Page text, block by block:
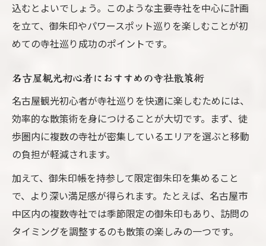
込むとよいでしょう。このような主要寺社を中心に計画
を立て、御朱印やパワースポット巡りを楽しむことが初
めての寺社巡り成功のポイントです。
名古屋観光初心者におすすめの寺社散策術
名古屋観光初心者が寺社巡りを快適に楽しむためには、
効率的な散策術を身につけることが大切です。まず、徒
歩圏内に複数の寺社が密集しているエリアを選ぶと移動
の負担が軽減されます。
加えて、御朱印帳を持参して限定御朱印を集めること
で、より深い満足感が得られます。たとえば、名古屋市
中区内の複数寺社では季節限定の御朱印もあり、訪問の
タイミングを調整するのも散策の楽しみの一つです。